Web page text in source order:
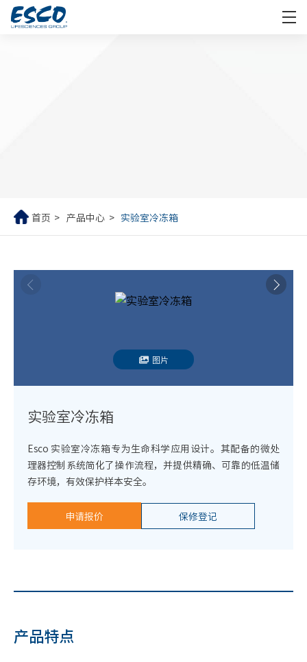
首页 产品中心 实验室冷冻箱
实验室冷冻箱
Esco 实验室冷冻箱专为生命科学应用设计。其配备的微处
理器控制系统简化了操作流程，并提供精确、可靠的低温储
存环境，有效保护样本安全。
申请报价 保修登记
图片
产品特点